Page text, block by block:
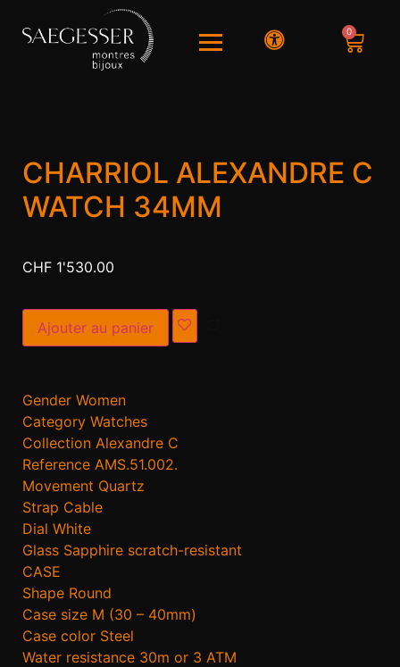
0
CHARRIOL ALEXANDRE C
WATCH 34MM
CHF 1'530.00
Ajouter au panier
Gender Women
Category Watches
Collection Alexandre C
Reference AMS.51.002.
Movement Quartz
Strap Cable
Dial White
Glass Sapphire scratch-resistant
CASE
Shape Round
Case size M (30 – 40mm)
Case color Steel
Water resistance 30m or 3 ATM